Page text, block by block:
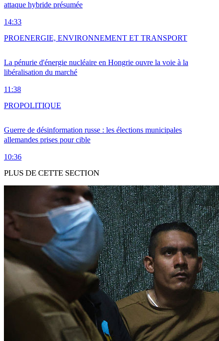
attaque hybride présumée
14:33
La pénurie d'énergie nucléaire en Hongrie ouvre la voie à la
libéralisation du marché
11:38
PROENERGIE, ENVIRONNEMENT ET TRANSPORT
Guerre de désinformation russe : les élections municipales
allemandes prises pour cible
10:36
PROPOLITIQUE
PLUS DE CETTE SECTION